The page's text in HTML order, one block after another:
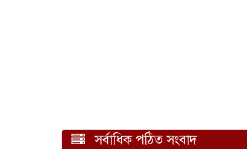
সর্বাধিক পঠিত সংবাদ